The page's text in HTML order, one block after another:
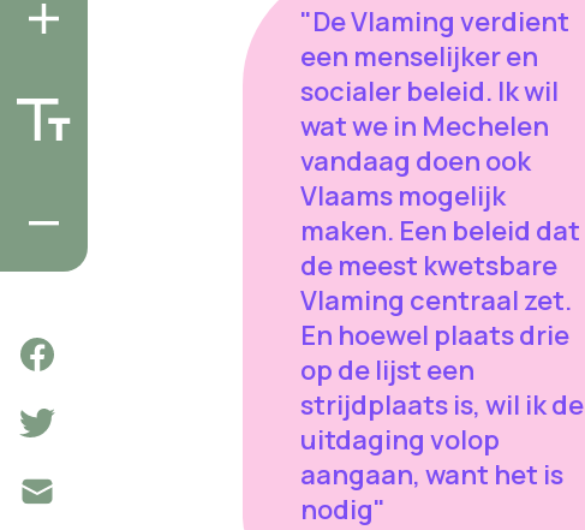
"De Vlaming verdient
een menselijker en
socialer beleid. Ik wil
wat we in Mechelen
vandaag doen ook
Vlaams mogelijk
maken. Een beleid dat
de meest kwetsbare
Vlaming centraal zet.
En hoewel plaats drie
op de lijst een
strijdplaats is, wil ik de
uitdaging volop
aangaan, want het is
nodig"